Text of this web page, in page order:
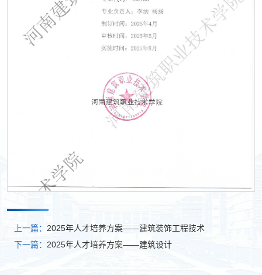
上一篇： 2025年人才培养方案——建筑装饰工程技术
下一篇： 2025年人才培养方案——建筑设计